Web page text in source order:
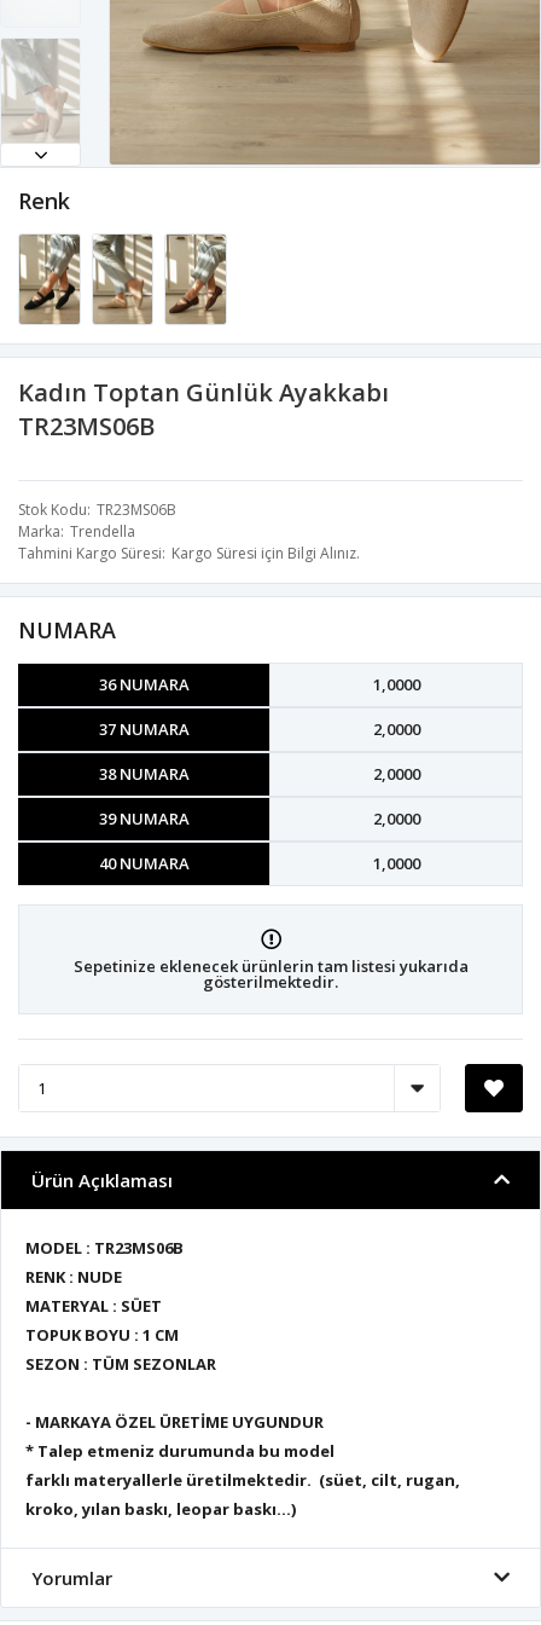
Kadın Toptan Günlük Ayakkabı
TR23MS06B
Stok Kodu TR23MS06B
Marka Trendella
Tahmini Kargo Süresi Kargo Süresi için Bilgi Alınız.
Renk
NUMARA
36 NUMARA 1,0000
37 NUMARA 2,0000
38 NUMARA 2,0000
39 NUMARA 2,0000
40 NUMARA 1,0000
Sepetinize eklenecek ürünlerin tam listesi yukarıda
gösterilmektedir.
Ürün Açıklaması
MODEL : TR23MS06B
RENK : NUDE
MATERYAL : SÜET
TOPUK BOYU : 1 CM
SEZON : TÜM SEZONLAR
- MARKAYA ÖZEL ÜRETİME UYGUNDUR
* Talep etmeniz durumunda bu model
farklı materyallerle üretilmektedir. (süet, cilt, rugan,
kroko, yılan baskı, leopar baskı...)
Yorumlar